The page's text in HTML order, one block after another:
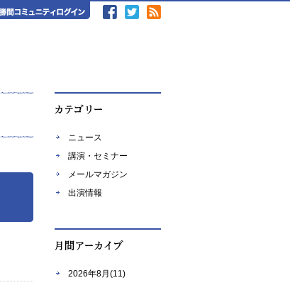
ニュース
講演・セミナー
メールマガジン
出演情報
2026年8月(11)